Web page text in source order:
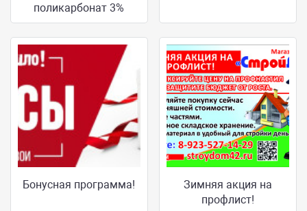
поликарбонат 3%
Бонусная программа!
Зимняя акция на
профлист!